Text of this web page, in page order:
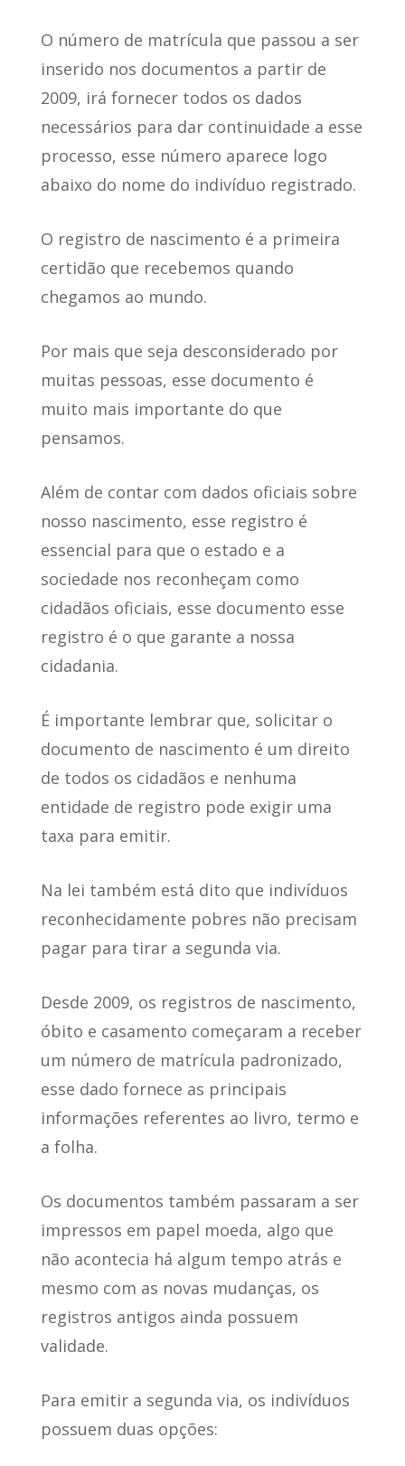
O número de matrícula que passou a ser
inserido nos documentos a partir de
2009, irá fornecer todos os dados
necessários para dar continuidade a esse
processo, esse número aparece logo
abaixo do nome do indivíduo registrado.
O registro de nascimento é a primeira
certidão que recebemos quando
chegamos ao mundo.
Por mais que seja desconsiderado por
muitas pessoas, esse documento é
muito mais importante do que
pensamos.
Além de contar com dados oficiais sobre
nosso nascimento, esse registro é
essencial para que o estado e a
sociedade nos reconheçam como
cidadãos oficiais, esse documento esse
registro é o que garante a nossa
cidadania.
É importante lembrar que, solicitar o
documento de nascimento é um direito
de todos os cidadãos e nenhuma
entidade de registro pode exigir uma
taxa para emitir.
Na lei também está dito que indivíduos
reconhecidamente pobres não precisam
pagar para tirar a segunda via.
Desde 2009, os registros de nascimento,
óbito e casamento começaram a receber
um número de matrícula padronizado,
esse dado fornece as principais
informações referentes ao livro, termo e
a folha.
Os documentos também passaram a ser
impressos em papel moeda, algo que
não acontecia há algum tempo atrás e
mesmo com as novas mudanças, os
registros antigos ainda possuem
validade.
Para emitir a segunda via, os indivíduos
possuem duas opções: